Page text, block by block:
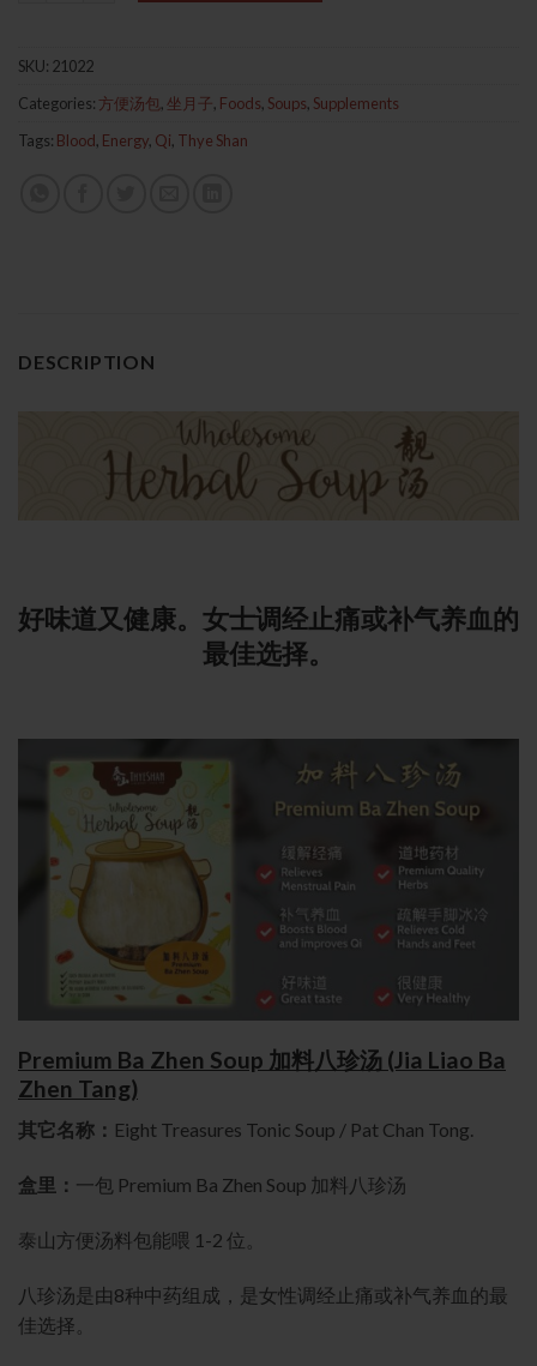
SKU: 21022
Categories: 方便汤包,坐月子, Foods, Soups, Supplements
Tags: Blood, Energy, Qi, Thye Shan
DESCRIPTION
好味道又健康。女士调经止痛或补气养血的
最佳选择。
Premium Ba Zhen Soup 加料八珍汤 (Jia Liao Ba
Zhen Tang)
其它名称： Eight Treasures Tonic Soup / Pat Chan Tong.
盒里： 一包 Premium Ba Zhen Soup 加料八珍汤
泰山方便汤料包能喂 1-2 位。
八珍汤是由8种中药组成，是女性调经止痛或补气养血的最
佳选择。